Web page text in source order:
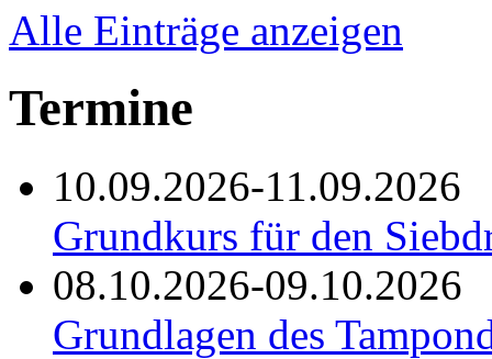
Alle Einträge anzeigen
Termine
10.09.2026-11.09.2026
Grundkurs für den
08.10.2026-09.10.2026
Grundlagen des